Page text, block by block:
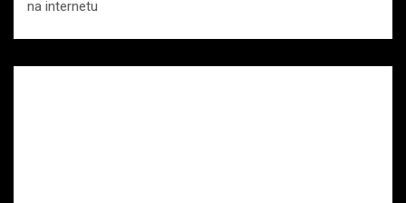
na internetu